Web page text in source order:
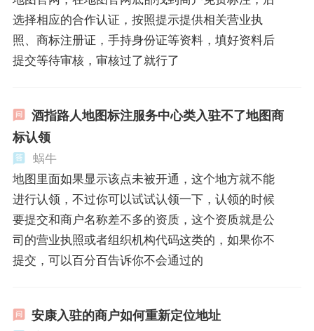
选择相应的合作认证，按照提示提供相关营业执
照、商标注册证，手持身份证等资料，填好资料后
提交等待审核，审核过了就行了
酒指路人地图标注服务中心类入驻不了地图商
标认领
蜗牛
地图里面如果显示该点未被开通，这个地方就不能
进行认领，不过你可以试试认领一下，认领的时候
要提交和商户名称差不多的资质，这个资质就是公
司的营业执照或者组织机构代码这类的，如果你不
提交，可以百分百告诉你不会通过的
安康入驻的商户如何重新定位地址